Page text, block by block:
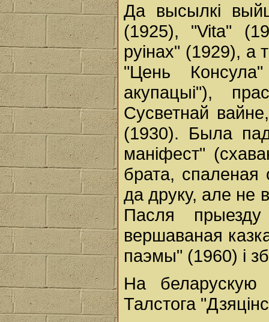
Да высылкі
(1925), "Vita"
руінах" (1929), а
"Цень
акупацыі"),
Сусветнай
(1930). Была
маніфест"
брата,
да друку, але не
Пасля
вершаваная
паэмы" (1960) і
На беларускую
Талстога